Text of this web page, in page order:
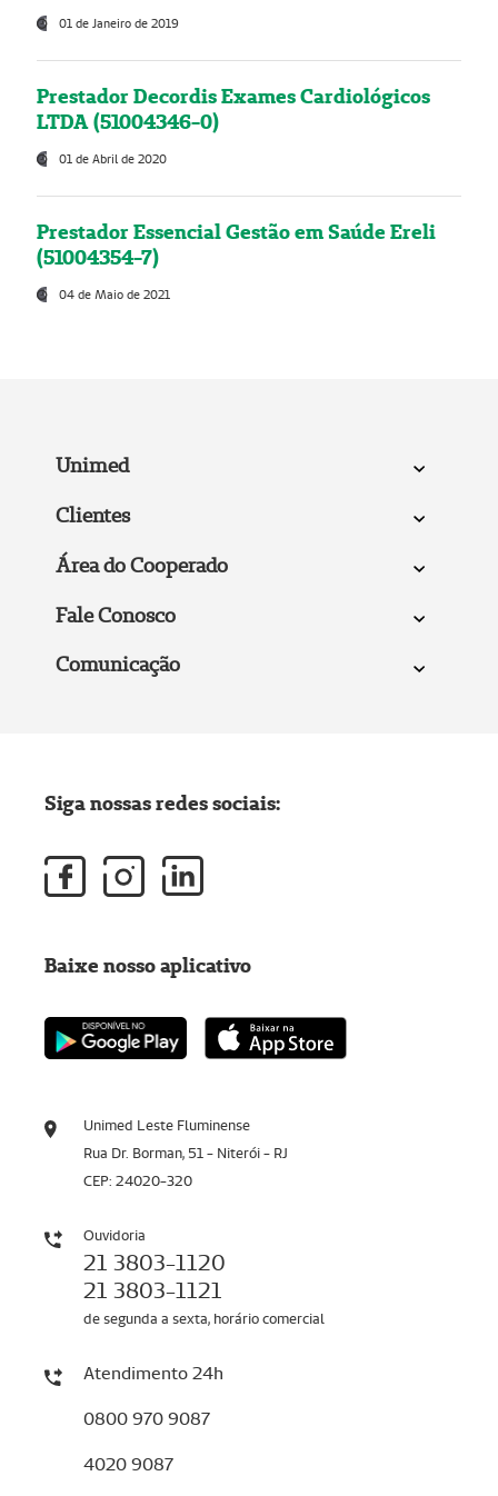
01 de Janeiro de 2019
Prestador Decordis Exames Cardiológicos
LTDA (51004346-0)
01 de Abril de 2020
Prestador Essencial Gestão em Saúde Ereli
(51004354-7)
04 de Maio de 2021
Unimed
Clientes
Área do Cooperado
Fale Conosco
Comunicação
Unimed Leste Fluminense
Rua Dr. Borman, 51 - Niterói - RJ
CEP: 24020-320
Ouvidoria
21 3803-1120
21 3803-1121
de segunda a sexta, horário comercial
Atendimento 24h
0800 970 9087
4020 9087
Siga nossas redes sociais:
Baixe nosso aplicativo